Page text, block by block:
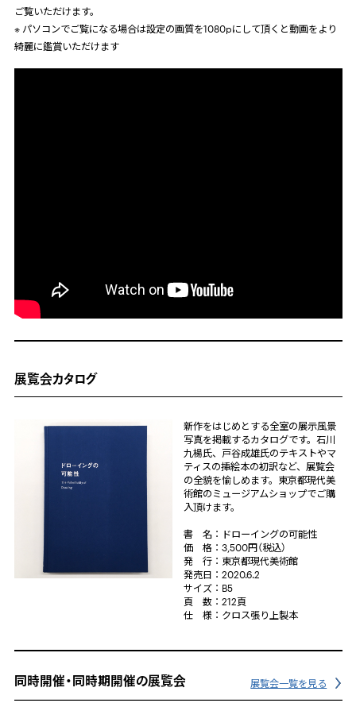
ご覧いただけます。
※ パソコンでご覧になる場合は設定の画質を1080pにして頂くと動画をより
綺麗に鑑賞いただけます
展覧会カタログ
新作をはじめとする全室の展示風景
写真を掲載するカタログです。石川
九楊氏、戸谷成雄氏のテキストやマ
ティスの挿絵本の初訳など、展覧会
の全貌を愉しめます。東京都現代美
術館のミュージアムショップでご購
入頂けます。
書 名：ドローイングの可能性
価 格：3,500円（税込）
発 行：東京都現代美術館
発売日：2020.6.2
サイズ：B5
頁 数：212頁
仕 様：クロス張り上製本
同時開催・同時期開催の展覧会 展覧会一覧を見る